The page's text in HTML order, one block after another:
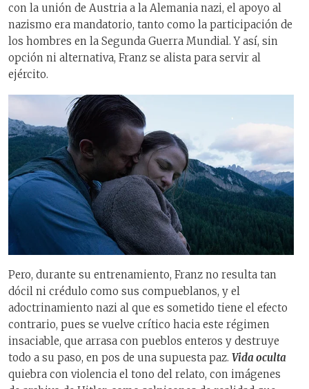
con la unión de Austria a la Alemania nazi, el apoyo al
nazismo era mandatorio, tanto como la participación de
los hombres en la Segunda Guerra Mundial. Y así, sin
opción ni alternativa, Franz se alista para servir al
ejército.
Pero, durante su entrenamiento, Franz no resulta tan
dócil ni crédulo como sus compueblanos, y el
adoctrinamiento nazi al que es sometido tiene el efecto
contrario, pues se vuelve crítico hacia este régimen
insaciable, que arrasa con pueblos enteros y destruye
todo a su paso, en pos de una supuesta paz. Vida oculta
quiebra con violencia el tono del relato, con imágenes